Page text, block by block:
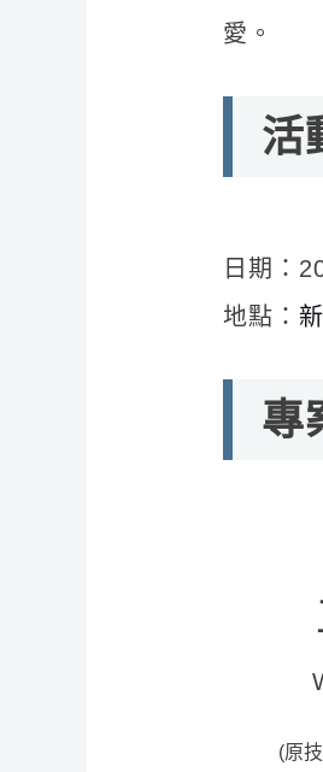
愛。
活
日期：
地點：
專
(原